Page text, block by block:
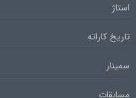
استاژ
تاریخ کاراته
سمینار